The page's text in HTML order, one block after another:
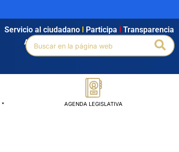
Agendamiento Intranet Búsqueda avanzada
Servicio al ciudadano Participa Transparencia
Buscar
por:
AGENDA LEGISLATIVA